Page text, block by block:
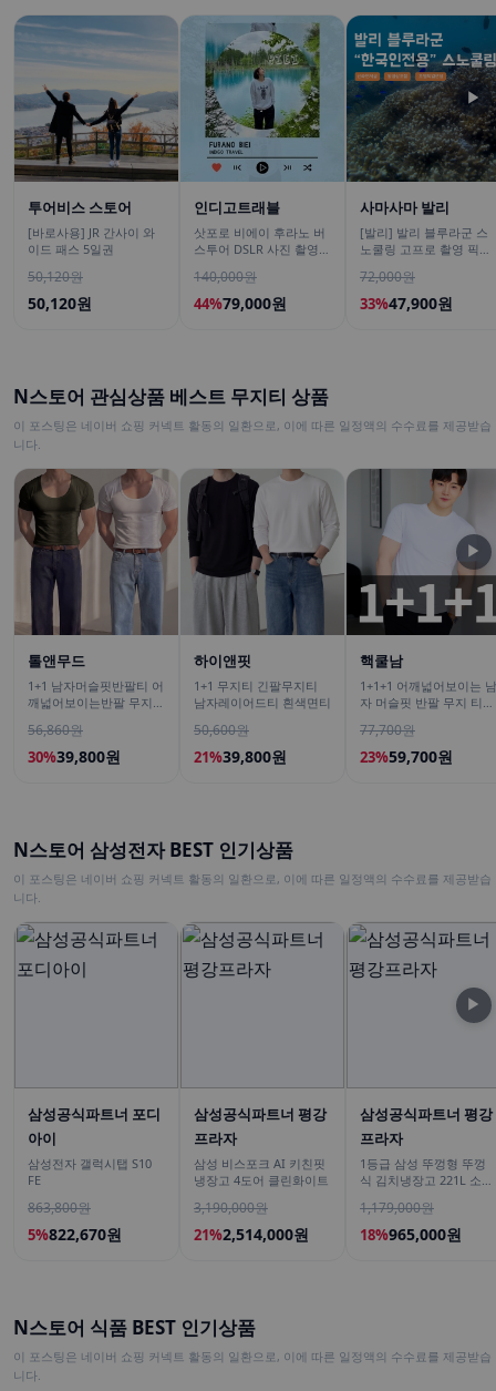
투어비스 스토어
[바로사용] JR 간사이 와
이드 패스 5일권
50,120원
50,120원
인디고트래블
삿포로 비에이 후라노 버
스투어 DSLR 사진 촬영
140,000원
44%79,000원
사마사마 발리
[발리] 발리 블루라군 스
노쿨링 고프로 촬영 픽업
체험 산호 열대어
72,000원
33%47,900원
▶
N스토어 관심상품 베스트 무지티 상품
이 포스팅은 네이버 쇼핑 커넥트 활동의 일환으로, 이에 따른 일정액의 수수료를 제공받습
니다.
톨앤무드
1+1 남자머슬핏반팔티 어
깨넓어보이는반팔 무지티
56,860원
30%39,800원
하이앤핏
1+1 무지티 긴팔무지티
남자레이어드티 흰색면티
50,600원
21%39,800원
핵쿨남
1+1+1 어깨넓어보이는 남
자 머슬핏 반팔 무지 티셔
77,700원
23%59,700원
▶
N스토어 삼성전자 BEST 인기상품
이 포스팅은 네이버 쇼핑 커넥트 활동의 일환으로, 이에 따른 일정액의 수수료를 제공받습
니다.
삼성공식파트너 포디
아이
삼성전자 갤럭시탭 S10
FE
863,800원
5%822,670원
삼성공식파트너 평강
프라자
삼성 비스포크 AI 키친핏
냉장고 4도어 클린화이트
3,190,000원
21%2,514,000원
삼성공식파트너 평강
프라자
1등급 삼성 뚜껑형 뚜껑
식 김치냉장고 221L 소형
버 RP22C3111Z1
1,179,000원
18%965,000원
▶
N스토어 식품 BEST 인기상품
이 포스팅은 네이버 쇼핑 커넥트 활동의 일환으로, 이에 따른 일정액의 수수료를 제공받습
니다.